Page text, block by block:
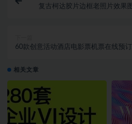
复古柯达胶片边框老照片效果
60款创意活动酒店电影票机票在线预订
相关文章